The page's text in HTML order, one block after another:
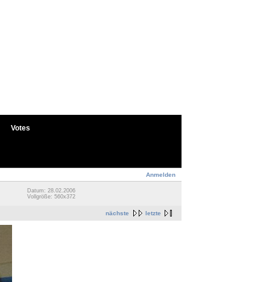
Votes
Anmelden
Datum: 28.02.2006
Vollgröße: 560x372
nächste letzte